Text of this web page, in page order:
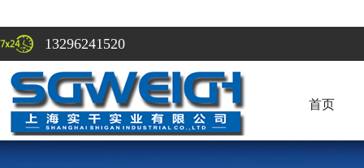
13296241520
首页